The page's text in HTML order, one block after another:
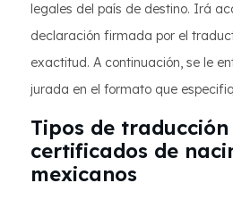
legales del país de destino. Irá
declaración firmada por el
exactitud. A continuación, se le
jurada en el formato que
Tipos de traducción
certificados de
mexicanos